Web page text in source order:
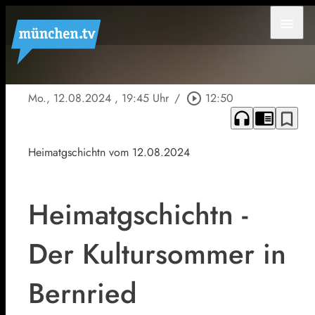
Mo., 12.08.2024 , 19:45 Uhr / play_circle_outline 12:50
headphones chrome_reader_mode bookmark_border
Heimatgschichtn vom 12.08.2024
Heimatgschichtn -
Der Kultursommer in
Bernried